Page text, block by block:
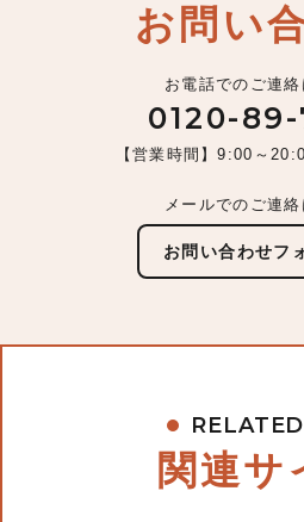
お問い
お電話でのご連絡
0120-
【営業時間】9:00～
メールでのご連絡
お問い合わせフ
関連サ